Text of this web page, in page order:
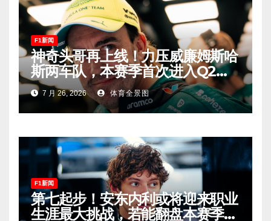
F1新闻
神奇头哥再上线！力压威廉姆斯哈
斯两车队，本赛季首次进入Q2，
车迷终于扬眉吐气！
7 月 26, 2026 体育全景图
F1新闻
第七起步！安东内利或将迎来职业
生涯最大挑战，若能翻盘本赛季争